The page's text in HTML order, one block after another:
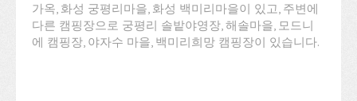
가옥, 화성 궁평리마을, 화성 백미리마을이 있고, 주변에
다른 캠핑장으로 궁평리 솔밭야영장, 해솔마을, 모드니
에 캠핑장, 야자수 마을, 백미리희망 캠핑장이 있습니다.